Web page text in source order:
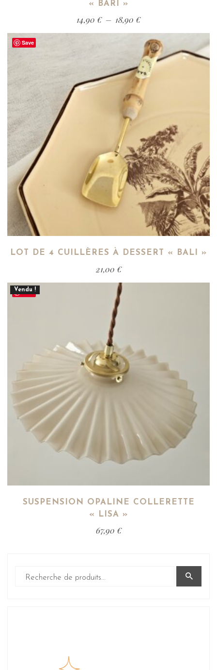
« BARI »
14,90 € – 18,90 €
Save
LOT DE 4 CUILLÈRES À DESSERT « BALI »
21,00 €
Save
Vendu !
SUSPENSION OPALINE COLLERETTE
« LISA »
67,90 €